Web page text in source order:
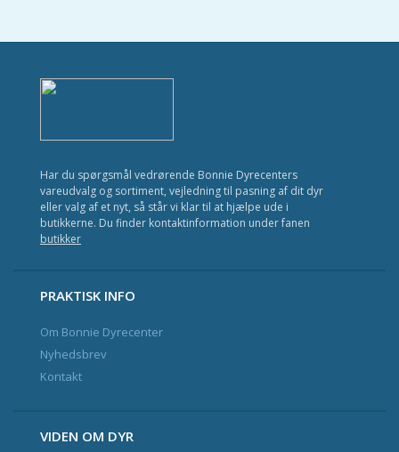
Fugl
Havedam
Nyhedsbrev og Kundeklub
Kontakt
Har du spørgsmål vedrørende Bonnie Dyrecenters
vareudvalg og sortiment, vejledning til pasning af dit dyr
eller valg af et nyt, så står vi klar til at hjælpe ude i
butikkerne. Du finder kontaktinformation under fanen
butikker
PRAKTISK INFO
Om Bonnie Dyrecenter
Nyhedsbrev
Kontakt
VIDEN OM DYR